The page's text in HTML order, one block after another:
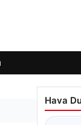
Hava